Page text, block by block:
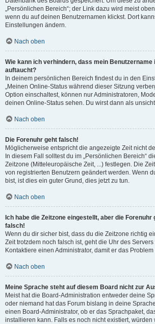
„Persönlichen Bereich“; der Link dazu wird meist
wenn du auf deinen Benutzernamen klickst. Dort
Einstellungen ändern.
Nach oben
Wie kann ich verhindern, dass mein Benutzername
auftaucht?
In deinem persönlichen Bereich findest du in den
„Meinen Online-Status während dieser Sitzung
Option einschaltest, können nur Administratoren,
deinen Online-Status sehen. Du wirst dann als
Nach oben
Die Forenuhr geht falsch!
Möglicherweise entspricht die angezeigte Zeit nicht
In diesem Fall solltest du im „Persönlichen Bereich“
Zeitzone (Mitteleuropäische Zeit, ...) festlegen. Die
von registrierten Benutzern geändert werden. Wenn
bist, ist dies ein guter Grund, dies jetzt zu tun.
Nach oben
Ich habe die Zeitzone eingestellt, aber die
falsch!
Wenn du dir sicher bist, dass du die Zeitzone richtig
Zeit trotzdem noch falsch ist, geht die Uhr des
Kontaktiere einen Administrator, damit er das
Nach oben
Meine Sprache steht auf diesem Board nicht zur
Meist hat die Board-Administration entweder deine
oder niemand hat das Forum bislang in deine
einen Board-Administrator, ob er das Sprachpaket,
installieren kann. Falls es noch nicht existiert, würden